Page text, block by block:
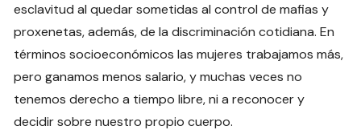
esclavitud al quedar sometidas al control de mafias y
proxenetas, además, de la discriminación cotidiana. En
términos socioeconómicos las mujeres trabajamos más,
pero ganamos menos salario, y muchas veces no
tenemos derecho a tiempo libre, ni a reconocer y
decidir sobre nuestro propio cuerpo.